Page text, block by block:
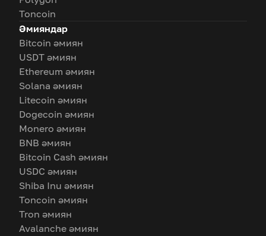
Toncoin
Әмияндар
Bitcoin әмиян
USDT әмиян
Ethereum әмиян
Solana әмиян
Litecoin әмиян
Dogecoin әмиян
Monero әмиян
BNB әмиян
Bitcoin Cash әмиян
USDC әмиян
Shiba Inu әмиян
Toncoin әмиян
Tron әмиян
Avalanche әмиян